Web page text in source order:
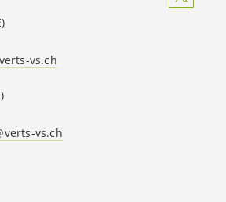
vs.ch
vs.ch